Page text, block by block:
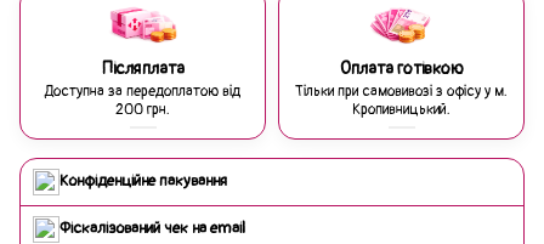
Післяплата
Доступна за передоплатою від
200 грн.
Оплата готівкою
Тільки при самовивозі з офісу у м.
Кропивницький.
Конфіденційне пакування
Фіскалізований чек на email